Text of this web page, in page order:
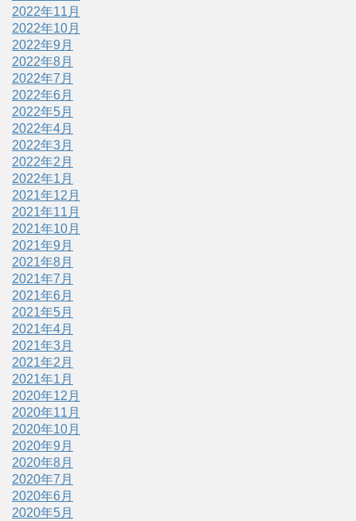
2022年11月
2022年10月
2022年9月
2022年8月
2022年7月
2022年6月
2022年5月
2022年4月
2022年3月
2022年2月
2022年1月
2021年12月
2021年11月
2021年10月
2021年9月
2021年8月
2021年7月
2021年6月
2021年5月
2021年4月
2021年3月
2021年2月
2021年1月
2020年12月
2020年11月
2020年10月
2020年9月
2020年8月
2020年7月
2020年6月
2020年5月